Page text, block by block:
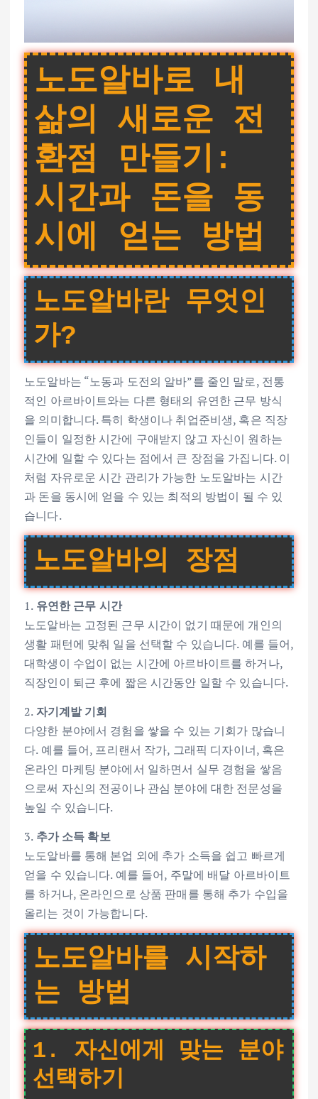
노도알바로 내
삶의 새로운 전
환점 만들기:
시간과 돈을 동
시에 얻는 방법
노도알바란 무엇인
가?
노도알바는 “노동과 도전의 알바”를 줄인 말로, 전통
적인 아르바이트와는 다른 형태의 유연한 근무 방식
을 의미합니다. 특히 학생이나 취업준비생, 혹은 직장
인들이 일정한 시간에 구애받지 않고 자신이 원하는
시간에 일할 수 있다는 점에서 큰 장점을 가집니다. 이
처럼 자유로운 시간 관리가 가능한 노도알바는 시간
과 돈을 동시에 얻을 수 있는 최적의 방법이 될 수 있
습니다.
노도알바의 장점
1. 유연한 근무 시간
노도알바는 고정된 근무 시간이 없기 때문에 개인의
생활 패턴에 맞춰 일을 선택할 수 있습니다. 예를 들어,
대학생이 수업이 없는 시간에 아르바이트를 하거나,
직장인이 퇴근 후에 짧은 시간동안 일할 수 있습니다.
2. 자기계발 기회
다양한 분야에서 경험을 쌓을 수 있는 기회가 많습니
다. 예를 들어, 프리랜서 작가, 그래픽 디자이너, 혹은
온라인 마케팅 분야에서 일하면서 실무 경험을 쌓음
으로써 자신의 전공이나 관심 분야에 대한 전문성을
높일 수 있습니다.
3. 추가 소득 확보
노도알바를 통해 본업 외에 추가 소득을 쉽고 빠르게
얻을 수 있습니다. 예를 들어, 주말에 배달 아르바이트
를 하거나, 온라인으로 상품 판매를 통해 추가 수입을
올리는 것이 가능합니다.
노도알바를 시작하
는 방법
1. 자신에게 맞는 분야
선택하기